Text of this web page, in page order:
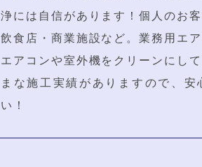
浄には自信があります！個人のお
飲食店・商業施設など。業務用エ
エアコンや室外機をクリーンにし
まな施工実績がありますので、安
い！